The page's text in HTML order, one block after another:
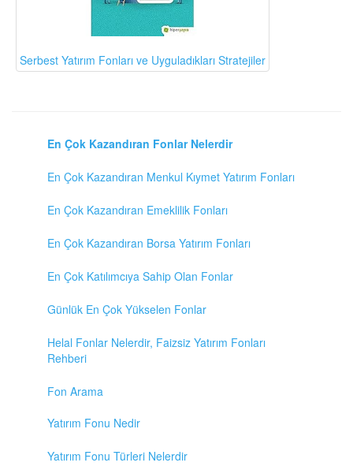
Serbest Yatırım Fonları ve Uyguladıkları Stratejiler
En Çok Kazandıran Fonlar Nelerdir
En Çok Kazandıran Menkul Kıymet Yatırım Fonları
En Çok Kazandıran Emeklilik Fonları
En Çok Kazandıran Borsa Yatırım Fonları
En Çok Katılımcıya Sahip Olan Fonlar
Günlük En Çok Yükselen Fonlar
Helal Fonlar Nelerdir, Faizsiz Yatırım Fonları
Rehberi
Fon Arama
Yatırım Fonu Nedir
Yatırım Fonu Türleri Nelerdir